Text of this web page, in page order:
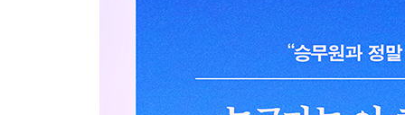
3rd Destination
비행기로 출근하는 마음
난기류가 휩쓸고 간 후